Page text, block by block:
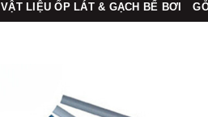
VẬT LIỆU ỐP LÁT & GẠCH BỂ BƠI